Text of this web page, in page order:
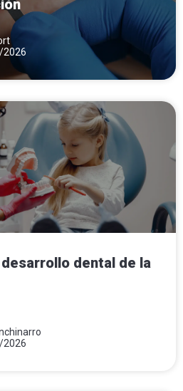
2026
dental de la
2026